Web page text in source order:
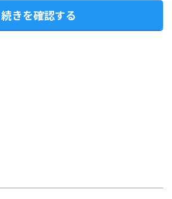
続きを確認する